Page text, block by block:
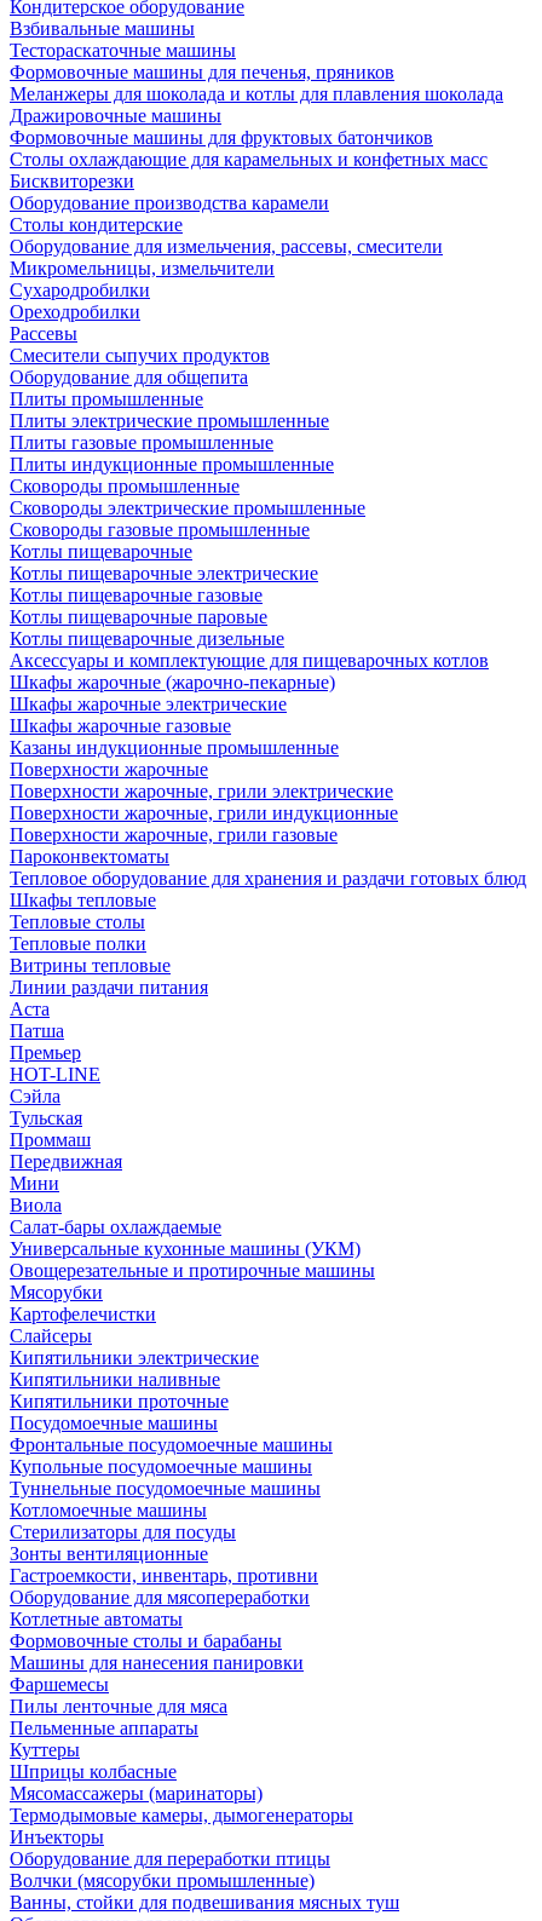
Кондитерское оборудование
Взбивальные машины
Тестораскаточные машины
Формовочные машины для печенья, пряников
Меланжеры для шоколада и котлы для плавления шоколада
Дражировочные машины
Формовочные машины для фруктовых батончиков
Столы охлаждающие для карамельных и конфетных масс
Бисквиторезки
Оборудование производства карамели
Столы кондитерские
Оборудование для измельчения, рассевы, смесители
Микромельницы, измельчители
Сухародробилки
Ореходробилки
Рассевы
Смесители сыпучих продуктов
Оборудование для общепита
Плиты промышленные
Плиты электрические промышленные
Плиты газовые промышленные
Плиты индукционные промышленные
Сковороды промышленные
Сковороды электрические промышленные
Сковороды газовые промышленные
Котлы пищеварочные
Котлы пищеварочные электрические
Котлы пищеварочные газовые
Котлы пищеварочные паровые
Котлы пищеварочные дизельные
Аксессуары и комплектующие для пищеварочных котлов
Шкафы жарочные (жарочно-пекарные)
Шкафы жарочные электрические
Шкафы жарочные газовые
Казаны индукционные промышленные
Поверхности жарочные
Поверхности жарочные, грили электрические
Поверхности жарочные, грили индукционные
Поверхности жарочные, грили газовые
Пароконвектоматы
Тепловое оборудование для хранения и раздачи готовых блюд
Шкафы тепловые
Тепловые столы
Тепловые полки
Витрины тепловые
Линии раздачи питания
Аста
Патша
Премьер
HOT-LINE
Сэйла
Тульская
Проммаш
Передвижная
Мини
Виола
Салат-бары охлаждаемые
Универсальные кухонные машины (УКМ)
Овощерезательные и протирочные машины
Мясорубки
Картофелечистки
Слайсеры
Кипятильники электрические
Кипятильники наливные
Кипятильники проточные
Посудомоечные машины
Фронтальные посудомоечные машины
Купольные посудомоечные машины
Туннельные посудомоечные машины
Котломоечные машины
Стерилизаторы для посуды
Зонты вентиляционные
Гастроемкости, инвентарь, противни
Оборудование для мясопереработки
Котлетные автоматы
Формовочные столы и барабаны
Машины для нанесения панировки
Фаршемесы
Пилы ленточные для мяса
Пельменные аппараты
Куттеры
Шприцы колбасные
Мясомассажеры (маринаторы)
Термодымовые камеры, дымогенераторы
Инъекторы
Оборудование для переработки птицы
Волчки (мясорубки промышленные)
Ванны, стойки для подвешивания мясных туш